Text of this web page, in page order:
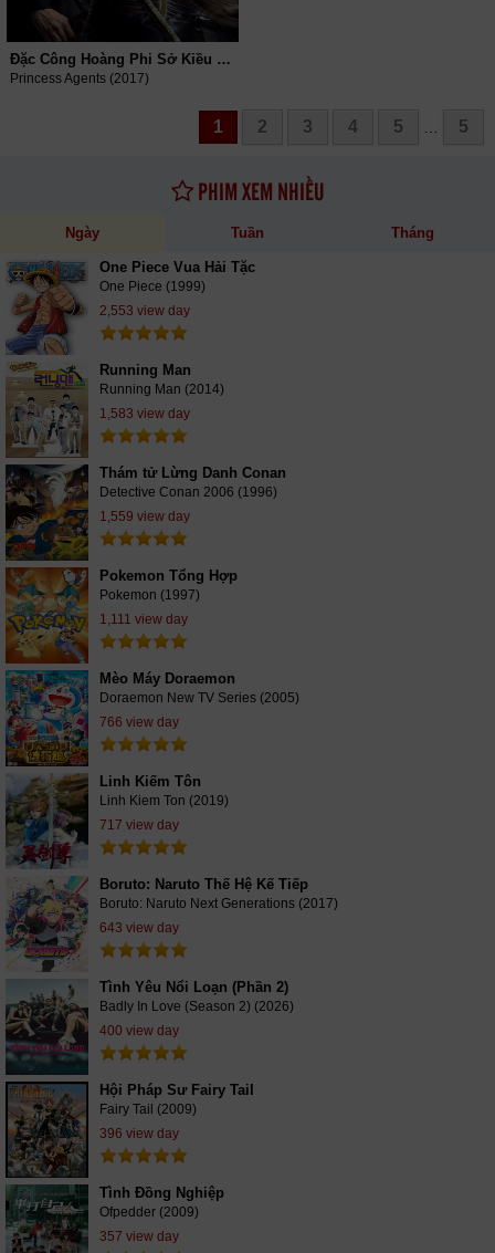
Đặc Công Hoàng Phi Sở Kiều Truyện
Princess Agents (2017)
1 2 3 4 5 5
PHIM XEM NHIỀU
Ngày Tuần Tháng
One Piece Vua Hải Tặc
One Piece (1999)
2,553 view day
Running Man
Running Man (2014)
1,583 view day
Thám tử Lừng Danh Conan
Detective Conan 2006 (1996)
1,559 view day
Pokemon Tổng Hợp
Pokemon (1997)
1,111 view day
Mèo Máy Doraemon
Doraemon New TV Series (2005)
766 view day
Linh Kiếm Tôn
Linh Kiem Ton (2019)
717 view day
Boruto: Naruto Thế Hệ Kế Tiếp
Boruto: Naruto Next Generations (2017)
643 view day
Tình Yêu Nổi Loạn (Phần 2)
Badly In Love (Season 2) (2026)
400 view day
Hội Pháp Sư Fairy Tail
Fairy Tail (2009)
396 view day
Tình Đồng Nghiệp
Ofpedder (2009)
357 view day